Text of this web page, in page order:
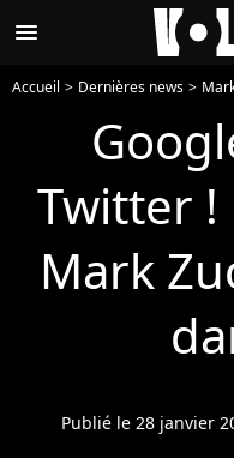
menu
Accueil Dernières news
Twitter !
Mark
Publié le 28 janvier